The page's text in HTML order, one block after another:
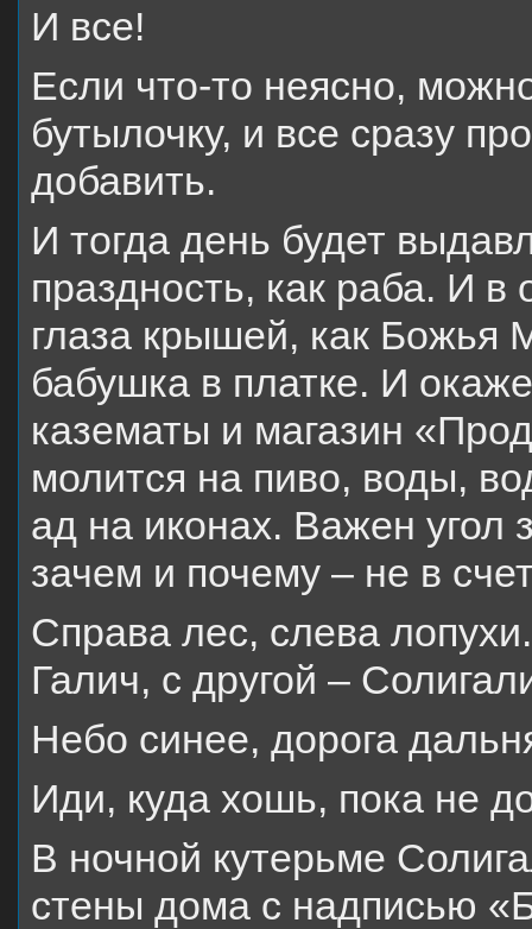
И все!
Если что-то неясно,
бутылочку, и все сразу
добавить.
И тогда день будет
праздность, как раба. И
глаза крышей, как Божья
бабушка в платке. И
казематы и магазин
молится на пиво, воды,
ад на иконах. Важен угол
зачем и почему – не в
Справа лес, слева
Галич, с другой –
Небо синее, дорога
Иди, куда хошь, пока не
В ночной кутерьме
стены дома с надписью